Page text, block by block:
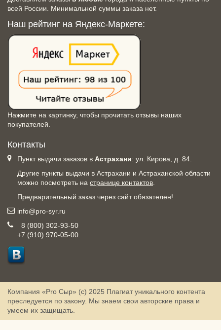
всей России. Минимальной суммы заказа нет.
Наш рейтинг на Яндекс-Маркете:
Нажмите на картинку, чтобы прочитать отзывы наших
покупателей.
Контакты
Пункт выдачи заказов в Астрахани: ул. Кирова, д. 84.
Другие пункты выдачи в Астрахани и Астраханской области
можно посмотреть на странице контактов
Предварительный заказ через сайт обязателен!
info@pro-syr.ru
8 (800) 302-93-50
+7 (910) 970-05-00
Компания «Pro Сыр» (с) 2025 Плагиат уникального контента
преследуется по закону. Мы знаем свои авторские права и
умеем их защищать.